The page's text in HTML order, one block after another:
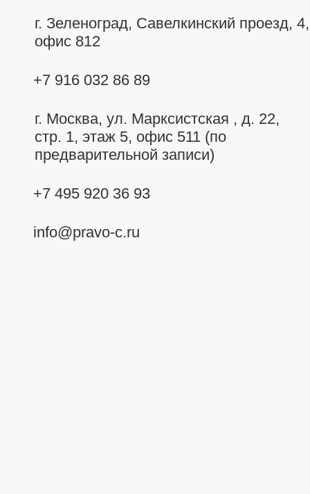
г. Зеленоград, Савелкинский проезд, 4,
офис 812
+7 916 032 86 89
г. Москва, ул. Марксистская , д. 22,
стр. 1, этаж 5, офис 511 (по
предварительной записи)
+7 495 920 36 93
info@pravo-c.ru